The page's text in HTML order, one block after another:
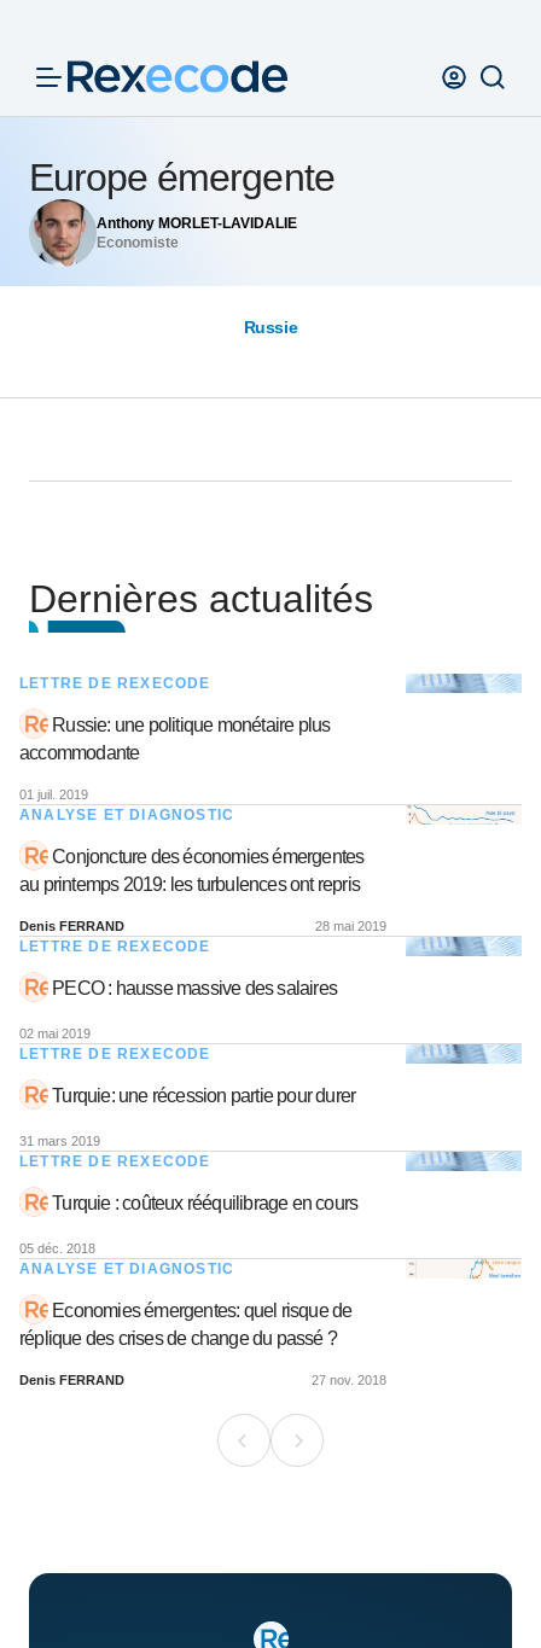
Europe émergente
Anthony MORLET-LAVIDALIE
Economiste
Russie
Dernières actualités
LETTRE DE REXECODE
Russie: une politique monétaire plus
accommodante
01 juil. 2019
ANALYSE ET DIAGNOSTIC
Conjoncture des économies émergentes
au printemps 2019: les turbulences ont repris
Denis FERRAND 28 mai 2019
LETTRE DE REXECODE
PECO : hausse massive des salaires
02 mai 2019
LETTRE DE REXECODE
Turquie: une récession partie pour durer
31 mars 2019
LETTRE DE REXECODE
Turquie : coûteux rééquilibrage en cours
05 déc. 2018
ANALYSE ET DIAGNOSTIC
Economies émergentes: quel risque de
réplique des crises de change du passé ?
Denis FERRAND 27 nov. 2018